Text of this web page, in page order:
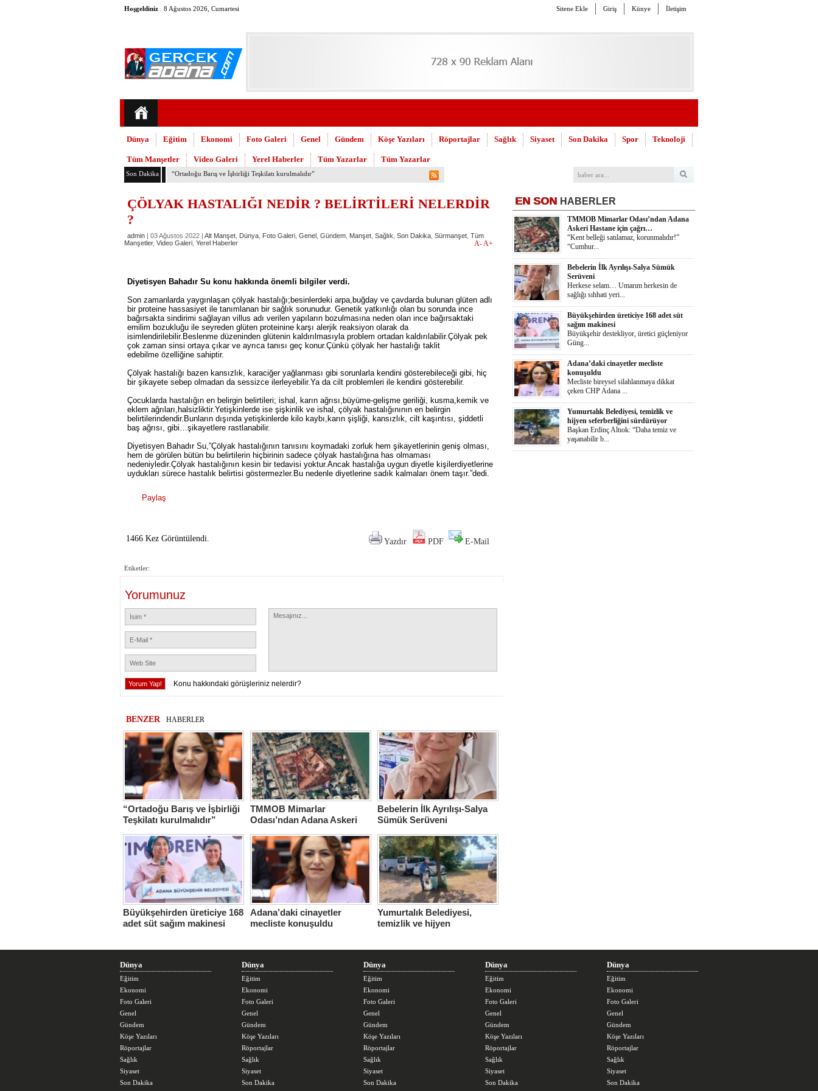
Hoşgeldiniz 8 Ağustos 2026, Cumartesi Sitene Ekle Giriş Künye İletişim
Dünya Eğitim Ekonomi Foto Galeri Genel Gündem Köşe Yazıları Röportajlar Sağlık Siyaset Son Dakika Spor Teknoloji
Tüm Manşetler Video Galeri Yerel Haberler Tüm Yazarlar Tüm Yazarlar
Son Dakika TMMOB Mimarlar Odası’ndan Adana Askeri Hastane için çağrı…
ÇÖLYAK HASTALIĞI NEDİR ? BELİRTİLERİ NELERDİR
?
admin | 03 Ağustos 2022 | Alt Manşet Dünya Foto Galeri Genel Gündem Manşet Sağlık Son Dakika Sürmanşet Tüm
Manşetler, Video Galeri Yerel Haberler A-A+
Diyetisyen Bahadır Su konu hakkında önemli bilgiler verdi.
Son zamanlarda yaygınlaşan çölyak hastalığı;besinlerdeki arpa,buğday ve çavdarda bulunan glüten adlı
bir proteine hassasiyet ile tanımlanan bir sağlık sorunudur. Genetik yatkınlığı olan bu sorunda ince
bağırsakta sindirimi sağlayan villus adı verilen yapıların bozulmasına neden olan ince bağırsaktaki
emilim bozukluğu ile seyreden glüten proteinine karşı alerjik reaksiyon olarak da
isimlendirilebilir.Beslenme düzeninden glütenin kaldırılmasıyla problem ortadan kaldırılabilir.Çölyak pek
çok zaman sinsi ortaya çıkar ve ayrıca tanısı geç konur.Çünkü çölyak her hastalığı taklit
edebilme özelliğine sahiptir.
Çölyak hastalığı bazen kansızlık, karaciğer yağlanması gibi sorunlarla kendini gösterebileceği gibi, hiç
bir şikayete sebep olmadan da sessizce ilerleyebilir.Ya da cilt problemleri ile kendini gösterebilir.
Çocuklarda hastalığın en belirgin belirtileri; ishal, karın ağrısı,büyüme-gelişme geriliği, kusma,kemik ve
eklem ağrıları,halsizliktir.Yetişkinlerde ise şişkinlik ve ishal, çölyak hastalığınının en belirgin
belirtilerindendir.Bunların dışında yetişkinlerde kilo kaybı,karın şişliği, kansızlık, cilt kaşıntısı, şiddetli
baş ağrısı, gibi…şikayetlere rastlanabilir.
Diyetisyen Bahadır Su,”Çölyak hastalığının tanısını koymadaki zorluk hem şikayetlerinin geniş olması,
hem de görülen bütün bu belirtilerin hiçbirinin sadece çölyak hastalığına has olmaması
nedeniyledir.Çölyak hastalığının kesin bir tedavisi yoktur.Ancak hastalığa uygun diyetle kişilerdiyetlerine
uydukları sürece hastalık belirtisi göstermezler.Bu nedenle diyetlerine sadık kalmaları önem taşır.”dedi.
Paylaş
1466 Kez Görüntülendi. Yazdır PDF E-Mail
Etiketler:
Yorumunuz
Konu hakkındaki görüşleriniz nelerdir?
BENZER HABERLER
“Ortadoğu Barış ve İşbirliği
Teşkilatı kurulmalıdır”
TMMOB Mimarlar
Odası’ndan Adana Askeri
Bebelerin İlk Ayrılışı-Salya
Sümük Serüveni
Büyükşehirden üreticiye 168
adet süt sağım makinesi
Adana’daki cinayetler
mecliste konuşuldu
Yumurtalık Belediyesi,
temizlik ve hijyen
EN SON HABERLER
TMMOB Mimarlar Odası’ndan Adana
Askeri Hastane için çağrı…
“Kent belleği satılamaz, korunmalıdır!”
“Cumhur...
Bebelerin İlk Ayrılışı-Salya Sümük
Serüveni
Herkese selam… Umarım herkesin de
sağlığı sıhhati yeri...
Büyükşehirden üreticiye 168 adet süt
sağım makinesi
Büyükşehir destekliyor, üretici güçleniyor
Güng...
Adana’daki cinayetler mecliste
konuşuldu
Mecliste bireysel silahlanmaya dikkat
çeken CHP Adana ...
Yumurtalık Belediyesi, temizlik ve
hijyen seferberliğini sürdürüyor
Başkan Erdinç Altıok: “Daha temiz ve
yaşanabilir b...
Dünya
Eğitim
Ekonomi
Foto Galeri
Genel
Gündem
Köşe Yazıları
Röportajlar
Sağlık
Siyaset
Son Dakika
Dünya
Eğitim
Ekonomi
Foto Galeri
Genel
Gündem
Köşe Yazıları
Röportajlar
Sağlık
Siyaset
Son Dakika
Dünya
Eğitim
Ekonomi
Foto Galeri
Genel
Gündem
Köşe Yazıları
Röportajlar
Sağlık
Siyaset
Son Dakika
Dünya
Eğitim
Ekonomi
Foto Galeri
Genel
Gündem
Köşe Yazıları
Röportajlar
Sağlık
Siyaset
Son Dakika
Dünya
Eğitim
Ekonomi
Foto Galeri
Genel
Gündem
Köşe Yazıları
Röportajlar
Sağlık
Siyaset
Son Dakika